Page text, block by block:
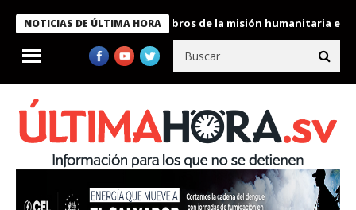
NOTICIAS DE ÚLTIMA HORA
Bukele condecora a miembros de la misión humanitaria enviada